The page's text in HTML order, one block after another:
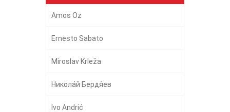
Amos Oz
Ernesto Sabato
Miroslav Krleža
Никола́й Бердя́ев
Ivo Andrić